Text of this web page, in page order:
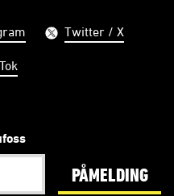
Twitter / X
PÅMELDING